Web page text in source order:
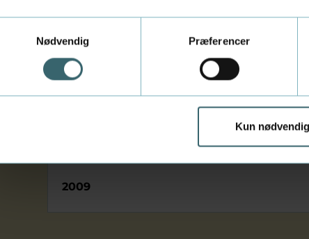
Nødvendig
Præferencer
Kun
2012
2011
2009